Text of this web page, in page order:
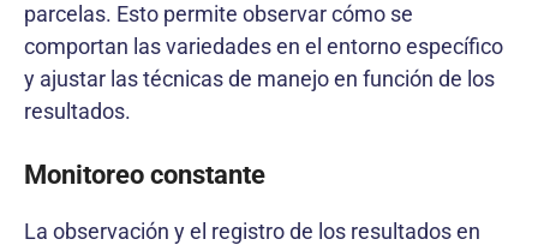
parcelas. Esto permite observar cómo se
comportan las variedades en el entorno específico
y ajustar las técnicas de manejo en función de los
resultados.
Monitoreo constante
La observación y el registro de los resultados en